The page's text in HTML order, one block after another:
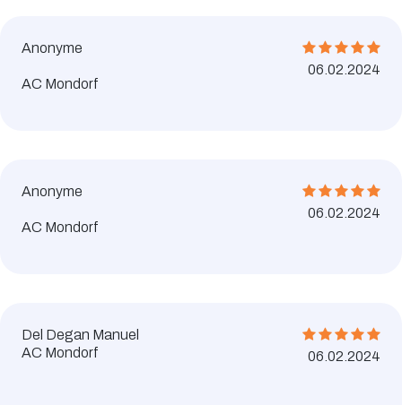
Anonyme
AC Mondorf
06.02.2024
Anonyme
AC Mondorf
06.02.2024
Del Degan Manuel
AC Mondorf
06.02.2024